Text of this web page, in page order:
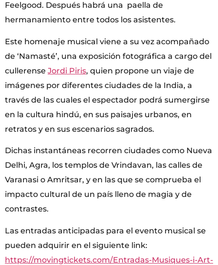
Feelgood. Después habrá una paella de
hermanamiento entre todos los asistentes.
Este homenaje musical viene a su vez acompañado
de ‘Namasté’, una exposición fotográfica a cargo del
cullerense Jordi Piris, quien propone un viaje de
imágenes por diferentes ciudades de la India, a
través de las cuales el espectador podrá sumergirse
en la cultura hindú, en sus paisajes urbanos, en
retratos y en sus escenarios sagrados.
Dichas instantáneas recorren ciudades como Nueva
Delhi, Agra, los templos de Vrindavan, las calles de
Varanasi o Amritsar, y en las que se comprueba el
impacto cultural de un país lleno de magia y de
contrastes.
Las entradas anticipadas para el evento musical se
pueden adquirir en el siguiente link:
https://movingtickets.com/Entradas-Musiques-i-Art-